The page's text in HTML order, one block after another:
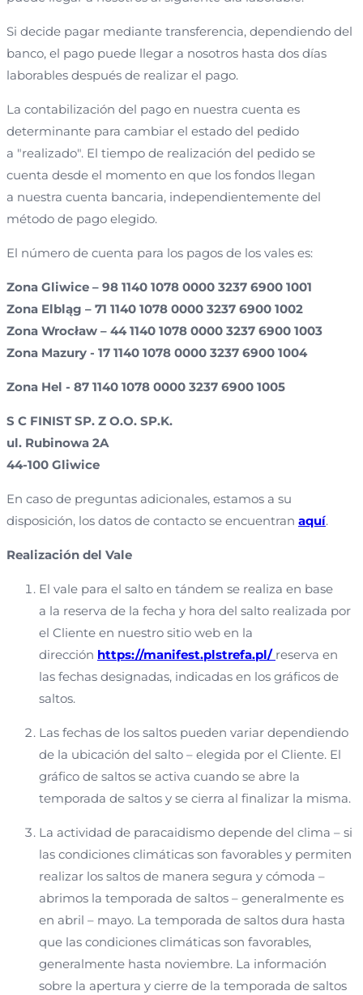
Si decide pagar mediante transferencia, dependiendo del
banco, el pago puede llegar a nosotros hasta dos días
laborables después de realizar el pago.
La contabilización del pago en nuestra cuenta es
determinante para cambiar el estado del pedido
a "realizado". El tiempo de realización del pedido se
cuenta desde el momento en que los fondos llegan
a nuestra cuenta bancaria, independientemente del
método de pago elegido.
El número de cuenta para los pagos de los vales es:
Zona Gliwice – 98 1140 1078 0000 3237 6900 1001
Zona Elbląg – 71 1140 1078 0000 3237 6900 1002
Zona Wrocław – 44 1140 1078 0000 3237 6900 1003
Zona Mazury - 17 1140 1078 0000 3237 6900 1004
Zona Hel - 87 1140 1078 0000 3237 6900 1005
S C FINIST SP. Z O.O. SP.K.
ul. Rubinowa 2A
44-100 Gliwice
En caso de preguntas adicionales, estamos a su
disposición, los datos de contacto se encuentran aquí.
Realización del Vale
El vale para el salto en tándem se realiza en base
a la reserva de la fecha y hora del salto realizada por
el Cliente en nuestro sitio web en la
dirección https://manifest.plstrefa.pl/ reserva en
las fechas designadas, indicadas en los gráficos de
saltos.
Las fechas de los saltos pueden variar dependiendo
de la ubicación del salto – elegida por el Cliente. El
gráfico de saltos se activa cuando se abre la
temporada de saltos y se cierra al finalizar la misma.
La actividad de paracaidismo depende del clima – si
las condiciones climáticas son favorables y permiten
realizar los saltos de manera segura y cómoda –
abrimos la temporada de saltos – generalmente es
en abril – mayo. La temporada de saltos dura hasta
que las condiciones climáticas son favorables,
generalmente hasta noviembre. La información
sobre la apertura y cierre de la temporada de saltos